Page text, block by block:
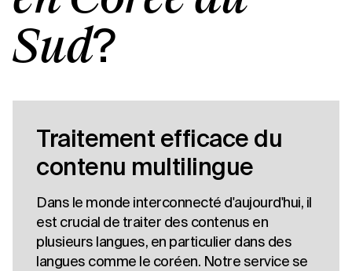
Sud?
Traitement efficace du
contenu multilingue
Dans le monde interconnecté d'aujourd'hui, il
est crucial de traiter des contenus en
plusieurs langues, en particulier dans des
langues comme le coréen. Notre service se